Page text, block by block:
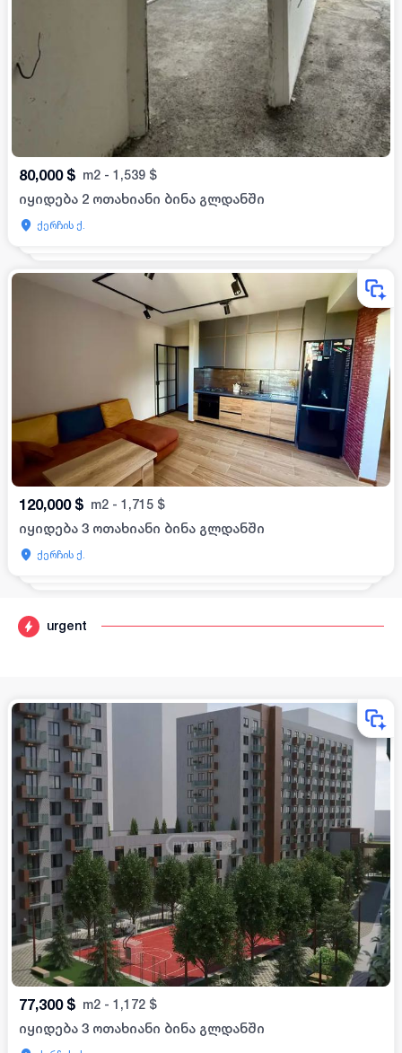
urgent
80,000 $ m2 - 1,539 $
იყიდება 2 ოთახიანი ბინა გლდანში
ქერჩის ქ.
120,000 $ m2 - 1,715 $
იყიდება 3 ოთახიანი ბინა გლდანში
ქერჩის ქ.
77,300 $ m2 - 1,172 $
იყიდება 3 ოთახიანი ბინა გლდანში